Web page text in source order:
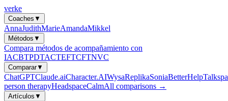
verke
Coaches ▼
AnnaJudithMarieAmandaMikkel
Métodos ▼
Compara métodos de acompañamiento con
IACBTPDTACTEFTCFTNVC
Comparar▼
ChatGPTClaude.aiCharacter.AIWysaReplikaSoniaBetterHelp
person therapyHeadspaceCalmAll comparisons →
Artículos ▼